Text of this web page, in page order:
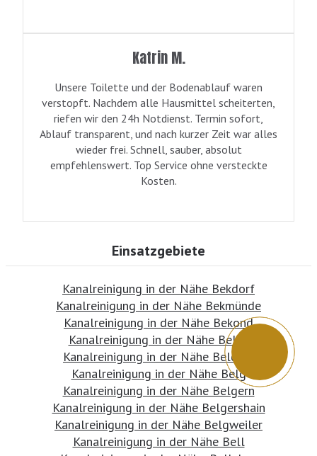
Katrin M.
Unsere Toilette und der Bodenablauf waren
verstopft. Nachdem alle Hausmittel scheiterten,
riefen wir den 24h Notdienst. Termin sofort,
Ablauf transparent, und nach kurzer Zeit war alles
wieder frei. Schnell, sauber, absolut
empfehlenswert. Top Service ohne versteckte
Kosten.
Einsatzgebiete
Kanalreinigung in der Nähe Bekdorf
Kanalreinigung in der Nähe Bekmünde
Kanalreinigung in der Nähe Bekond
Kanalreinigung in der Nähe Belau
Kanalreinigung in der Nähe Beldorf
Kanalreinigung in der Nähe Belg
Kanalreinigung in der Nähe Belgern
Kanalreinigung in der Nähe Belgershain
Kanalreinigung in der Nähe Belgweiler
Kanalreinigung in der Nähe Bell